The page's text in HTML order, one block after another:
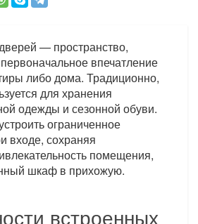
— пространство,
впечатление
либо дома. Традиционно,
для хранения
одежды и сезонной обуви.
ограниченное
входе, сохраняя
помещения,
шкаф в прихожую.
встроенных